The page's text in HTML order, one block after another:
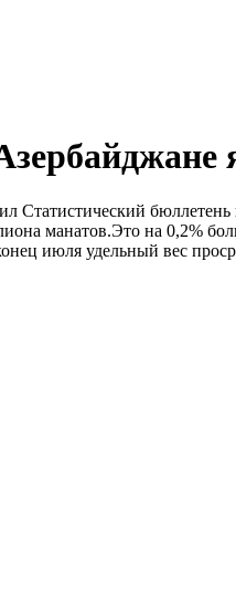
манатов.Это на 0,2%
июля удельный вес